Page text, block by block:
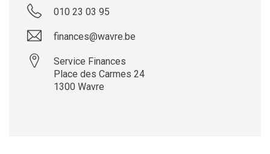
010 23 03 95
finances@wavre.be
Service Finances
Place des Carmes 24
1300 Wavre